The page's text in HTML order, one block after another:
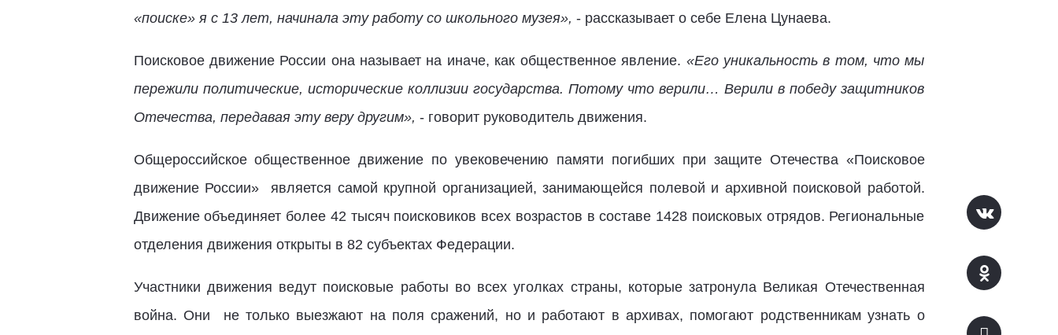
«поиске» я с 13 лет, начинала эту работу со школьного музея», - рассказывает о себе Елена Цунаева.
Поисковое движение России она называет на иначе, как общественное явление. «Его уникальность в том, что мы
пережили политические, исторические коллизии государства. Потому что верили… Верили в победу защитников
Отечества, передавая эту веру другим», - говорит руководитель движения.
Общероссийское общественное движение по увековечению памяти погибших при защите Отечества «Поисковое
движение России» является самой крупной организацией, занимающейся полевой и архивной поисковой работой.
Движение объединяет более 42 тысяч поисковиков всех возрастов в составе 1428 поисковых отрядов. Региональные
отделения движения открыты в 82 субъектах Федерации.
Участники движения ведут поисковые работы во всех уголках страны, которые затронула Великая Отечественная
война. Они не только выезжают на поля сражений, но и работают в архивах, помогают родственникам узнать о